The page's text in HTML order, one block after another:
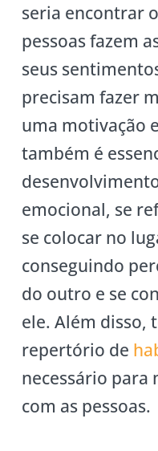
seria encontrar
pessoas fazem
seus
precisam fazer
uma motivação
também é
emocional, se
se colocar no
conseguindo
do outro e se
ele. Além disso,
repertório de
necessário para
com as pessoas.